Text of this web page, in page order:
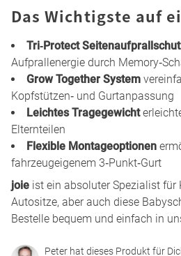
Das Wichtigste auf
Tri‑Protect
Aufprallenergie durch
Grow Together System
Kopfstützen‑ und Gurtanpassung
Leichtes Tragegewicht
Elternteilen
Flexible Montageoptionen
fahrzeugeigenem 3‑Punkt‑Gurt
joie ist ein absoluter Spezialist für
Autositze, aber auch diese
Bestelle bequem und einfach in
Peter hat dieses Produkt für